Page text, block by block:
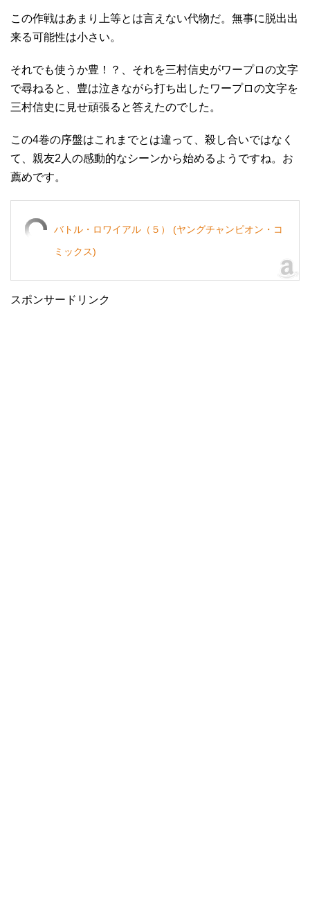
この作戦はあまり上等とは言えない代物だ。無事に脱出出
来る可能性は小さい。
それでも使うか豊！？、それを三村信史がワープロの文字
で尋ねると、豊は泣きながら打ち出したワープロの文字を
三村信史に見せ頑張ると答えたのでした。
この4巻の序盤はこれまでとは違って、殺し合いではなく
て、親友2人の感動的なシーンから始めるようですね。お
薦めです。
バトル・ロワイアル（５） (ヤングチャンピオン・コ
ミックス)
スポンサードリンク